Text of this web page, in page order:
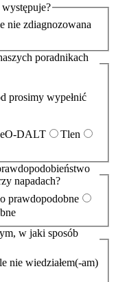
nie zdiagnozowana
poradnikach
prosimy wypełnić
DALT
Tlen
napadach?
prawdopodobne
w jaki sposób
nie wiedziałem(-am)